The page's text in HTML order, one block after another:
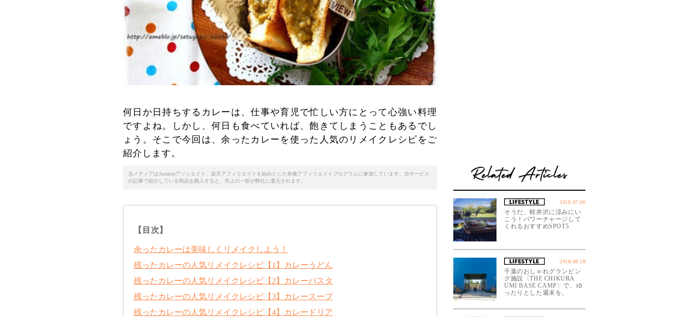
何日か日持ちするカレーは、仕事や育児で忙しい方にとって心強い料理
ですよね。しかし、何日も食べていれば、飽きてしまうこともあるでし
ょう。そこで今回は、余ったカレーを使った人気のリメイクレシピをご
紹介します。
当メディアはAmazonアソシエイト、楽天アフィリエイトを始めとした各種アフィリエイトプログラムに参加しています。当サービス
の記事で紹介している商品を購入すると、売上の一部が弊社に還元されます。
【目次】
余ったカレーは美味しくリメイクしよう！
残ったカレーの人気リメイクレシピ【1】カレーうどん
残ったカレーの人気リメイクレシピ【2】カレーパスタ
残ったカレーの人気リメイクレシピ【3】カレースープ
残ったカレーの人気リメイクレシピ【4】カレードリア
2018.07.06
そうだ、軽井沢に涼みにい
こう！パワーチャージして
くれるおすすめSPOT5
2018.08.18
千葉のおしゃれグランピン
グ施設〈THE CHIKURA
UMI BASE CAMP〉で、ゆ
ったりとした週末を。